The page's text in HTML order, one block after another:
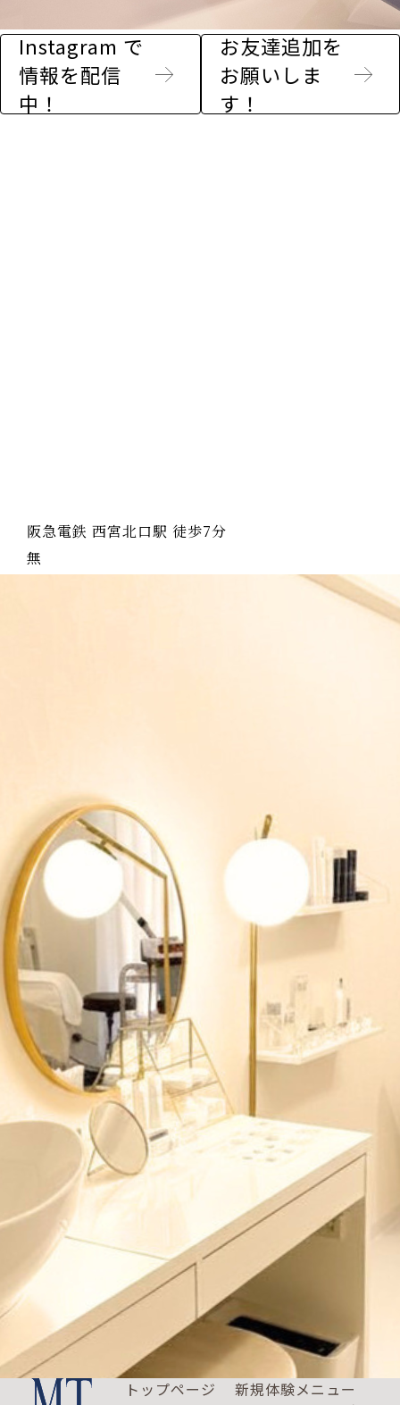
Instagram で
情報を配信
中！
お友達追加を
お願いしま
す！
阪急電鉄 西宮北口駅 徒歩7分
無
トップページ
新規体験メニュー